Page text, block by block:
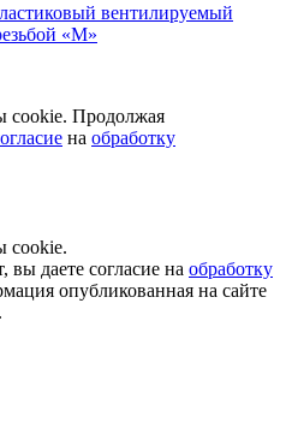
вентилируемый
«M»
cookie. Продолжая
на обработку
cookie.
вы даете согласие на обработку
опубликованная на сайте